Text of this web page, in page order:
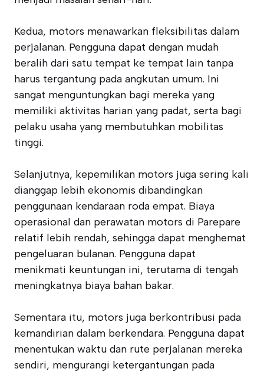
Kedua, motors menawarkan fleksibilitas dalam
perjalanan. Pengguna dapat dengan mudah
beralih dari satu tempat ke tempat lain tanpa
harus tergantung pada angkutan umum. Ini
sangat menguntungkan bagi mereka yang
memiliki aktivitas harian yang padat, serta bagi
pelaku usaha yang membutuhkan mobilitas
tinggi.
Selanjutnya, kepemilikan motors juga sering kali
dianggap lebih ekonomis dibandingkan
penggunaan kendaraan roda empat. Biaya
operasional dan perawatan motors di Parepare
relatif lebih rendah, sehingga dapat menghemat
pengeluaran bulanan. Pengguna dapat
menikmati keuntungan ini, terutama di tengah
meningkatnya biaya bahan bakar.
Sementara itu, motors juga berkontribusi pada
kemandirian dalam berkendara. Pengguna dapat
menentukan waktu dan rute perjalanan mereka
sendiri, mengurangi ketergantungan pada